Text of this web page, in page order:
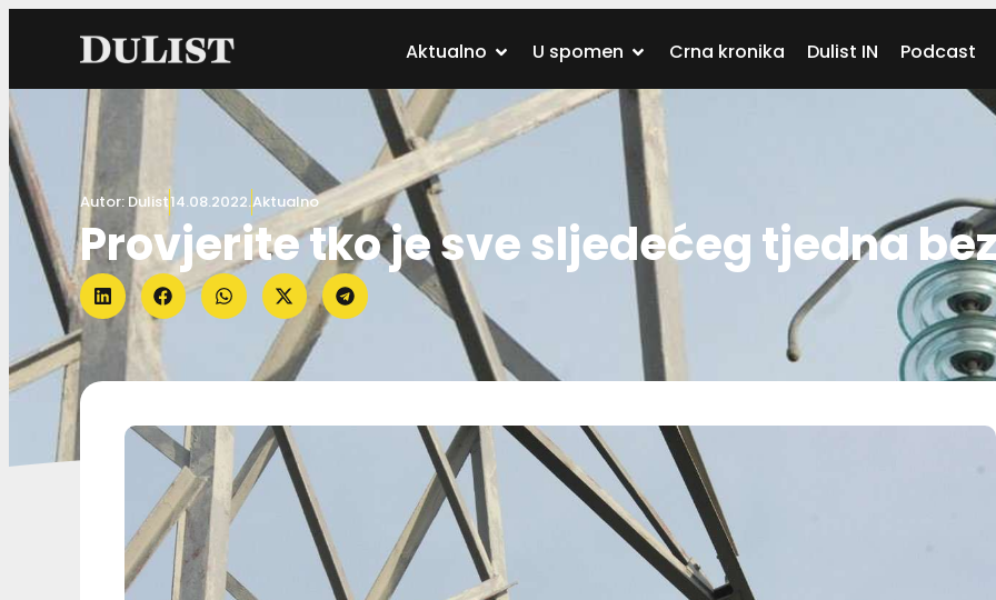
Aktualno U spomen Crna kronika Dulist IN Podcast
Autor: Dulist14.08.2022.Aktualno
Provjerite tko je sve sljedećeg tjedna